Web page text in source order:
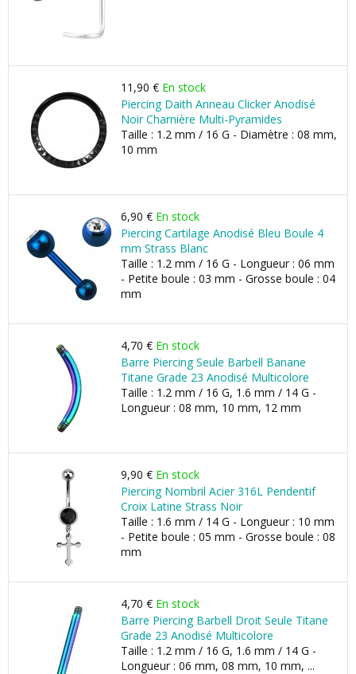
11,90 € En stock
Piercing Daith Anneau Clicker Anodisé
Noir Charnière Multi-Pyramides
Taille : 1.2 mm / 16 G - Diamètre : 08 mm,
10 mm
6,90 € En stock
Piercing Cartilage Anodisé Bleu Boule 4
mm Strass Blanc
Taille : 1.2 mm / 16 G - Longueur : 06 mm
- Petite boule : 03 mm - Grosse boule : 04
mm
4,70 € En stock
Barre Piercing Seule Barbell Banane
Titane Grade 23 Anodisé Multicolore
Taille : 1.2 mm / 16 G, 1.6 mm / 14 G -
Longueur : 08 mm, 10 mm, 12 mm
9,90 € En stock
Piercing Nombril Acier 316L Pendentif
Croix Latine Strass Noir
Taille : 1.6 mm / 14 G - Longueur : 10 mm
- Petite boule : 05 mm - Grosse boule : 08
mm
4,70 € En stock
Barre Piercing Barbell Droit Seule Titane
Grade 23 Anodisé Multicolore
Taille : 1.2 mm / 16 G, 1.6 mm / 14 G -
Longueur : 06 mm, 08 mm, 10 mm, ...